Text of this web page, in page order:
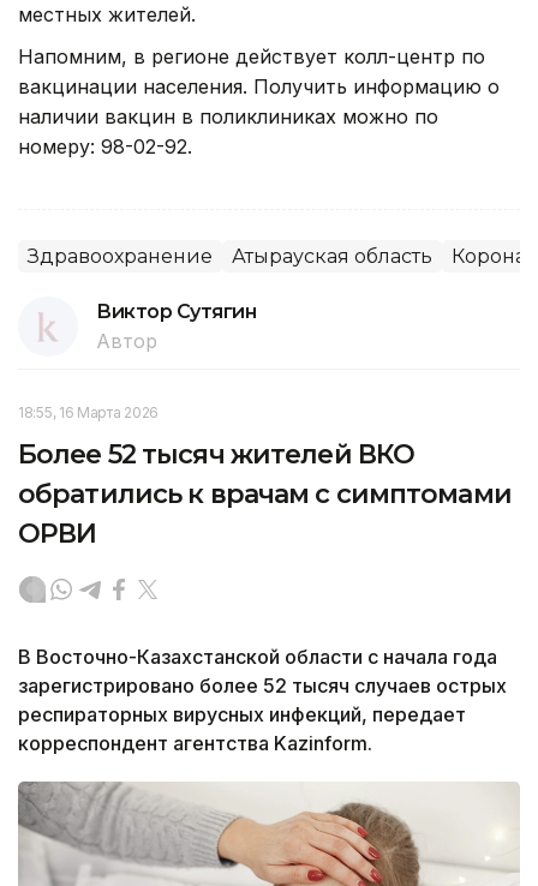
местных жителей.
Напомним, в регионе действует колл-центр по
вакцинации населения. Получить информацию о
наличии вакцин в поликлиниках можно по
номеру: 98-02-92.
Здравоохранение Атырауская область
Виктор Сутягин
Автор
18:55, 16 Марта 2026
Более 52 тысяч жителей ВКО
обратились к врачам с симптомами
ОРВИ
В Восточно-Казахстанской области с начала года
зарегистрировано более 52 тысяч случаев острых
респираторных вирусных инфекций, передает
корреспондент агентства Kazinform.